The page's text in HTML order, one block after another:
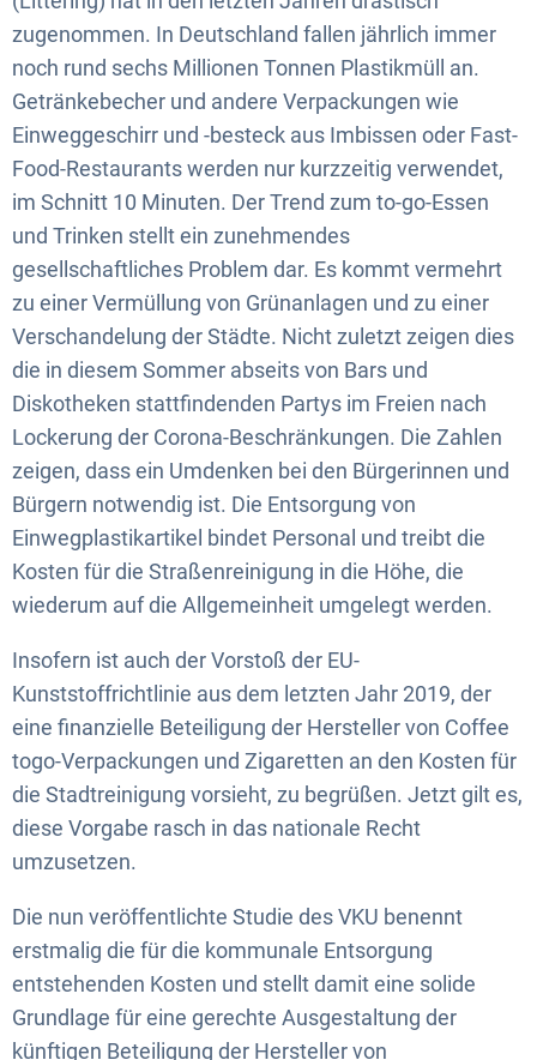
zugenommen. In Deutschland fallen jährlich immer
noch rund sechs Millionen Tonnen Plastikmüll an.
Getränkebecher und andere Verpackungen wie
Einweggeschirr und -besteck aus Imbissen oder Fast-
Food-Restaurants werden nur kurzzeitig verwendet,
im Schnitt 10 Minuten. Der Trend zum to-go-Essen
und Trinken stellt ein zunehmendes
gesellschaftliches Problem dar. Es kommt vermehrt
zu einer Vermüllung von Grünanlagen und zu einer
Verschandelung der Städte. Nicht zuletzt zeigen dies
die in diesem Sommer abseits von Bars und
Diskotheken stattfindenden Partys im Freien nach
Lockerung der Corona-Beschränkungen. Die Zahlen
zeigen, dass ein Umdenken bei den Bürgerinnen und
Bürgern notwendig ist. Die Entsorgung von
Einwegplastikartikel bindet Personal und treibt die
Kosten für die Straßenreinigung in die Höhe, die
wiederum auf die Allgemeinheit umgelegt werden.
Insofern ist auch der Vorstoß der EU-
Kunststoffrichtlinie aus dem letzten Jahr 2019, der
eine finanzielle Beteiligung der Hersteller von Coffee
togo-Verpackungen und Zigaretten an den Kosten für
die Stadtreinigung vorsieht, zu begrüßen. Jetzt gilt es,
diese Vorgabe rasch in das nationale Recht
umzusetzen.
Die nun veröffentlichte Studie des VKU benennt
erstmalig die für die kommunale Entsorgung
entstehenden Kosten und stellt damit eine solide
Grundlage für eine gerechte Ausgestaltung der
künftigen Beteiligung der Hersteller von